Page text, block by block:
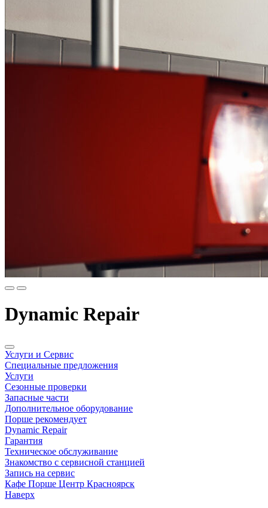
Dynamic Repair
Услуги и Сервис
Специальные предложения
Услуги
Сезонные проверки
Запасные части
Дополнительное оборудование
Порше рекомендует
Dynamic Repair
Гарантия
Техническое обслуживание
Знакомство с сервисной станцией
Запись на сервис
Кафе Порше Центр Красноярск
Наверх